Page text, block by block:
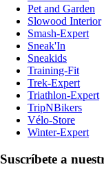
Pet and Garden
Slowood Interior
Smash-Expert
Sneak'In
Sneakids
Training-Fit
Trek-Expert
Triathlon-Expert
TripNBikers
Vélo-Store
Winter-Expert
Suscríbete a